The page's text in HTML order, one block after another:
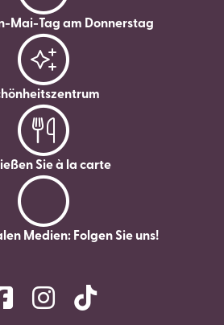
Mai-Tag am Donnerstag
Sie à la carte
Medien: Folgen Sie uns!